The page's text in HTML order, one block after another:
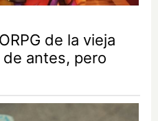
de la vieja
de antes, pero